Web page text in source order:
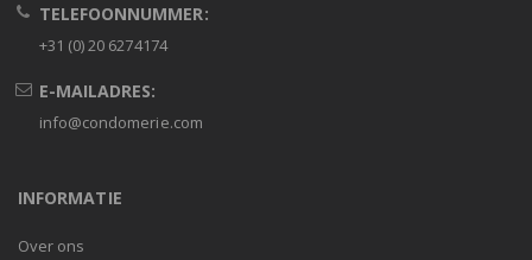
TELEFOONNUMMER:
+31 (0) 20 6274174
E-MAILADRES:
info@condomerie.com
INFORMATIE
Over ons